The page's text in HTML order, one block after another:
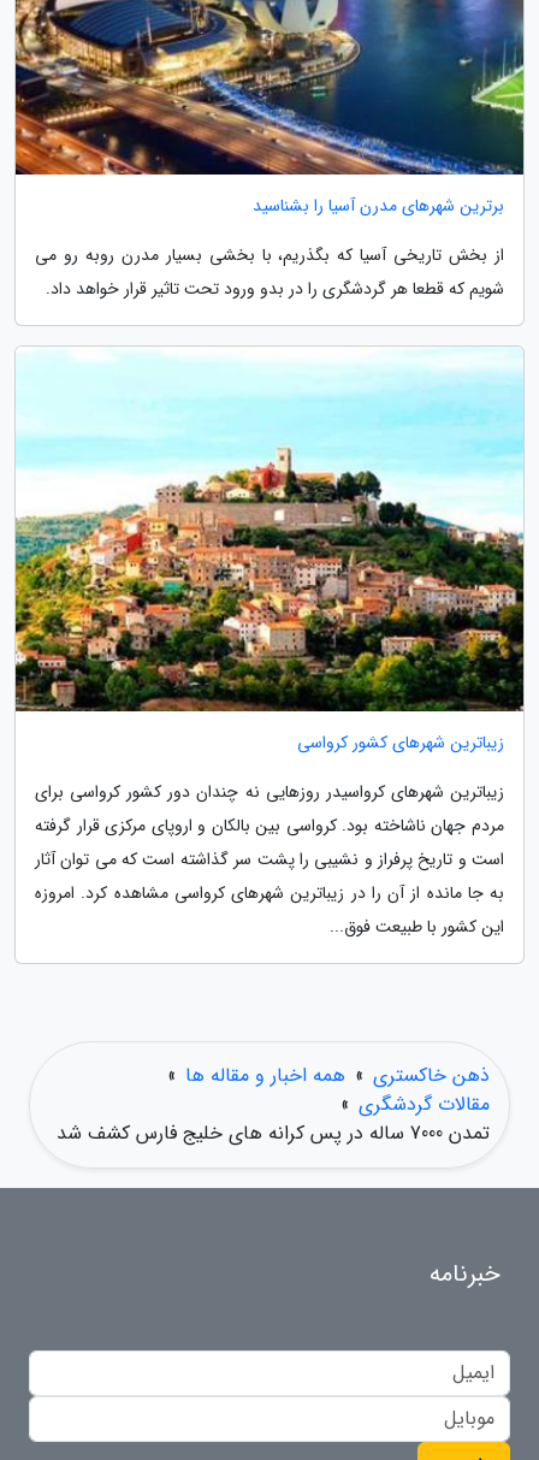
برترین شهرهای مدرن آسیا را بشناسید
از بخش تاریخی آسیا که بگذریم، با بخشی بسیار مدرن روبه رو می
شویم که قطعا هر گردشگری را در بدو ورود تحت تاثیر قرار خواهد داد.
زیباترین شهرهای کشور کرواسی
زیباترین شهرهای کرواسیدر روزهایی نه چندان دور کشور کرواسی برای
مردم جهان ناشاخته بود. کرواسی بین بالکان و اروپای مرکزی قرار گرفته
است و تاریخ پرفراز و نشیبی را پشت سر گذاشته است که می توان آثار
به جا مانده از آن را در زیباترین شهرهای کرواسی مشاهده کرد. امروزه
این کشور با طبیعت فوق...
ذهن خاکستری » همه اخبار و مقاله ها »
مقالات گردشگری »
تمدن 7000 ساله در پس کرانه های خلیج فارس کشف شد
خبرنامه